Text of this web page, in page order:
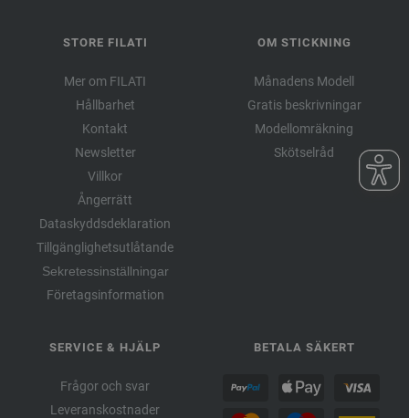
STORE FILATI
Mer om FILATI
Hållbarhet
Kontakt
Newsletter
Villkor
Ångerrätt
Dataskyddsdeklaration
Tillgänglighetsutlåtande
Sekretessinställningar
Företagsinformation
OM STICKNING
Månadens Modell
Gratis beskrivningar
Modellomräkning
Skötselråd
SERVICE & HJÄLP
Frågor och svar
Leveranskostnader
BETALA SÄKERT